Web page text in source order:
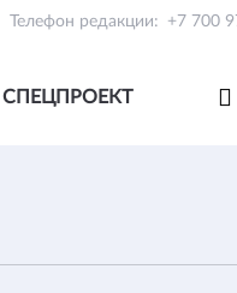
Телефон редакции: +7 700
СПЕЦПРОЕКТ